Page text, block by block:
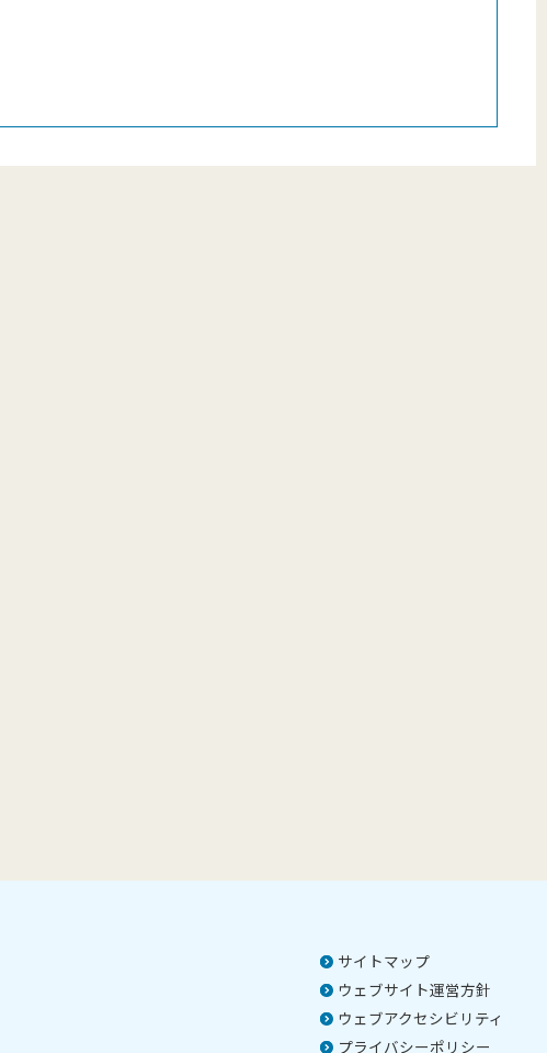
サイトマップ
ウェブサイト運営方針
ウェブアクセシビリティ
プライバシーポリシー